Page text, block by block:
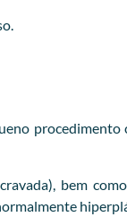
bem